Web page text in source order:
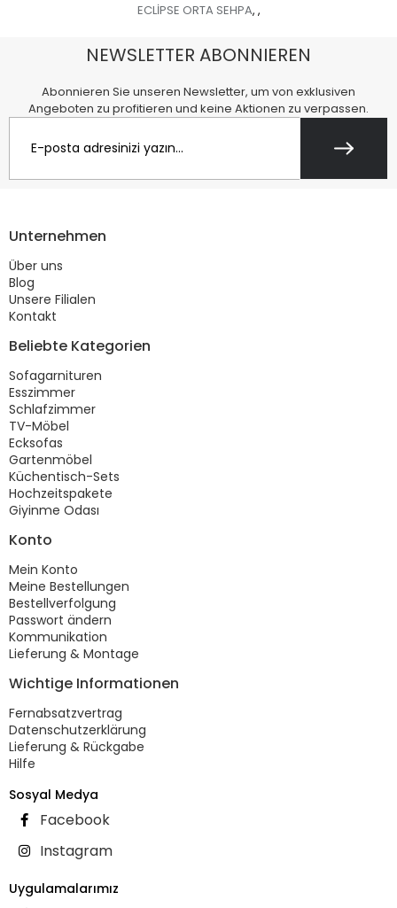
ECLİPSE ORTA SEHPA, ,
NEWSLETTER ABONNIEREN
Abonnieren Sie unseren Newsletter, um von exklusiven
Angeboten zu profitieren und keine Aktionen zu verpassen.
Unternehmen
Über uns
Blog
Unsere Filialen
Kontakt
Beliebte Kategorien
Sofagarnituren
Esszimmer
Schlafzimmer
TV-Möbel
Ecksofas
Gartenmöbel
Küchentisch-Sets
Hochzeitspakete
Giyinme Odası
Konto
Mein Konto
Meine Bestellungen
Bestellverfolgung
Passwort ändern
Kommunikation
Lieferung & Montage
Wichtige Informationen
Fernabsatzvertrag
Datenschutzerklärung
Lieferung & Rückgabe
Hilfe
Sosyal Medya
Facebook
Instagram
Uygulamalarımız